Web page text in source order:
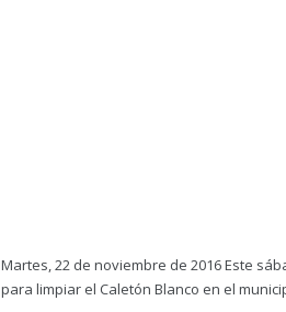
Martes, 22 de noviembre de 2016 Este
para limpiar el Caletón Blanco en el